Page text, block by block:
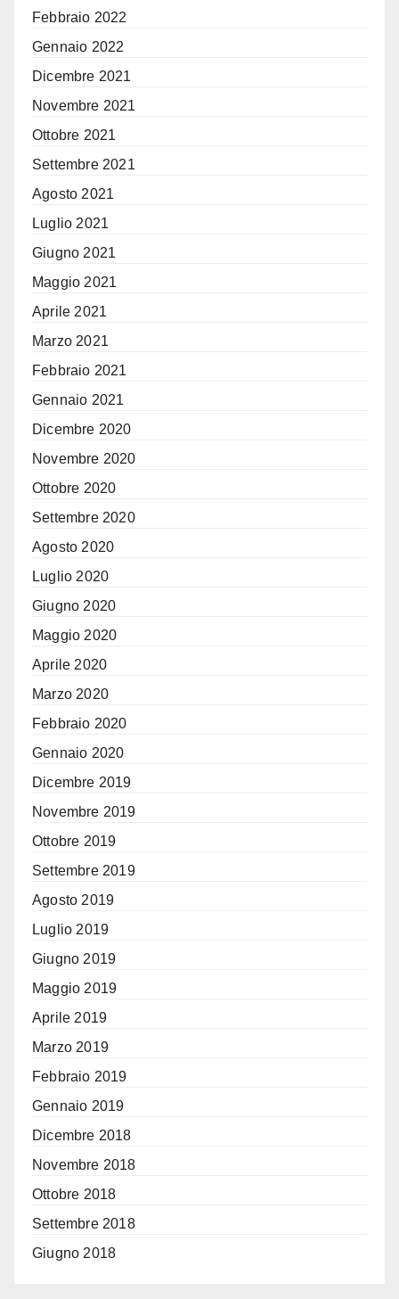
Febbraio 2022
Gennaio 2022
Dicembre 2021
Novembre 2021
Ottobre 2021
Settembre 2021
Agosto 2021
Luglio 2021
Giugno 2021
Maggio 2021
Aprile 2021
Marzo 2021
Febbraio 2021
Gennaio 2021
Dicembre 2020
Novembre 2020
Ottobre 2020
Settembre 2020
Agosto 2020
Luglio 2020
Giugno 2020
Maggio 2020
Aprile 2020
Marzo 2020
Febbraio 2020
Gennaio 2020
Dicembre 2019
Novembre 2019
Ottobre 2019
Settembre 2019
Agosto 2019
Luglio 2019
Giugno 2019
Maggio 2019
Aprile 2019
Marzo 2019
Febbraio 2019
Gennaio 2019
Dicembre 2018
Novembre 2018
Ottobre 2018
Settembre 2018
Giugno 2018